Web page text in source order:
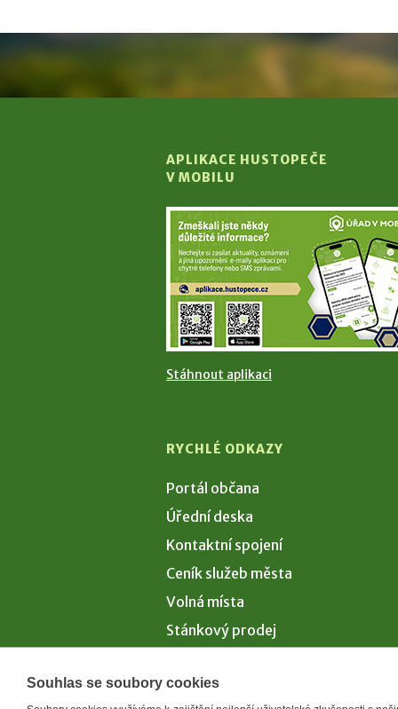
APLIKACE HUSTOPEČE
V MOBILU
Stáhnout aplikaci
RYCHLÉ ODKAZY
Portál občana
Úřední deska
Kontaktní spojení
Ceník služeb města
Volná místa
Stánkový prodej
Souhlas se soubory cookies